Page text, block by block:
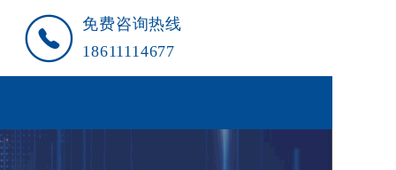
免费咨询热线
18611114677